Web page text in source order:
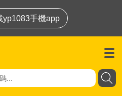
yp1083手機app